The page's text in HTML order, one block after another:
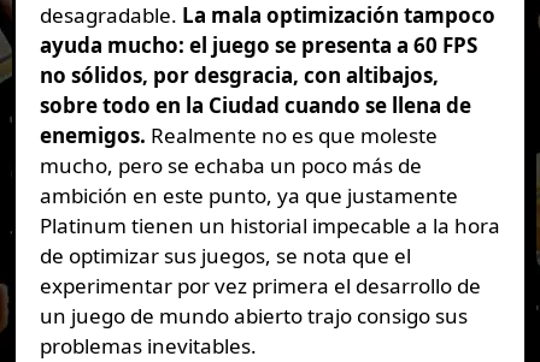
desagradable. La mala optimización tampoco
ayuda mucho: el juego se presenta a 60 FPS
no sólidos, por desgracia, con altibajos,
sobre todo en la Ciudad cuando se llena de
enemigos. Realmente no es que moleste
mucho, pero se echaba un poco más de
ambición en este punto, ya que justamente
Platinum tienen un historial impecable a la hora
de optimizar sus juegos, se nota que el
experimentar por vez primera el desarrollo de
un juego de mundo abierto trajo consigo sus
problemas inevitables.